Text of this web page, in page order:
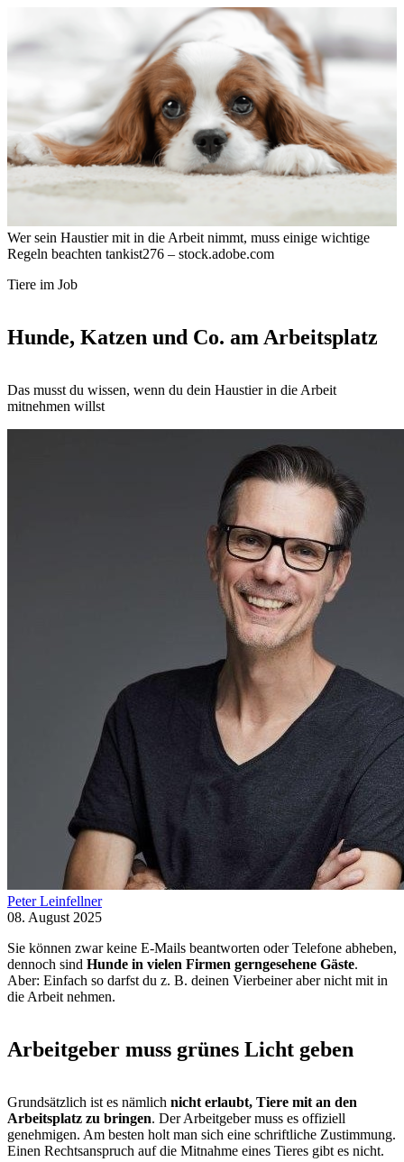
Wer sein Haustier mit in die Arbeit nimmt, muss einige wichtige
Regeln beachten tankist276 – stock.adobe.com
Tiere im Job
Hunde, Katzen und Co. am Arbeitsplatz
Das musst du wissen, wenn du dein Haustier in die Arbeit
mitnehmen willst
Peter Leinfellner
08. August 2025
Sie können zwar keine E-Mails beantworten oder Telefone abheben,
dennoch sind Hunde in vielen Firmen gerngesehene Gäste.
Aber: Einfach so darfst du z. B. deinen Vierbeiner aber nicht mit in
die Arbeit nehmen.
Arbeitgeber muss grünes Licht geben
Grundsätzlich ist es nämlich nicht erlaubt, Tiere mit an den
Arbeitsplatz zu bringen. Der Arbeitgeber muss es offiziell
genehmigen. Am besten holt man sich eine schriftliche Zustimmung.
Einen Rechtsanspruch auf die Mitnahme eines Tieres gibt es nicht.